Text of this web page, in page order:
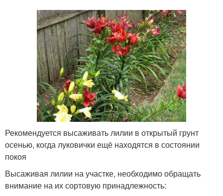
Рекомендуется высаживать лилии в открытый грунт
осенью, когда луковички ещё находятся в состоянии
покоя
Высаживая лилии на участке, необходимо обращать
внимание на их сортовую принадлежность: